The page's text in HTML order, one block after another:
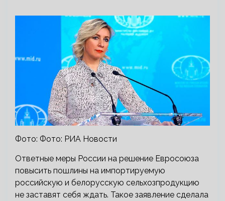
Фото: Фото: РИА Новости
Ответные меры России на решение Евросоюза
повысить пошлины на импортируемую
российскую и белорусскую сельхозпродукцию
не заставят себя ждать. Такое заявление сделала